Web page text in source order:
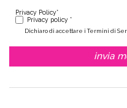
Privacy Policy*
Privacy policy *
Dichiaro di accettare i Termini di
invia